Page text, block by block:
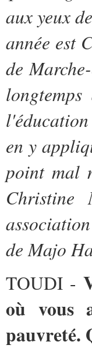
aux yeux
année est
de
en y
point mal
de Majo
TOUDI -
où vous
pauvreté.